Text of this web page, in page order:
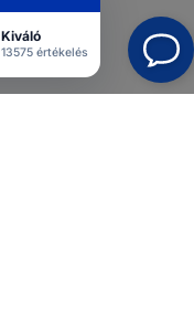
Kiváló
13575 értékelés